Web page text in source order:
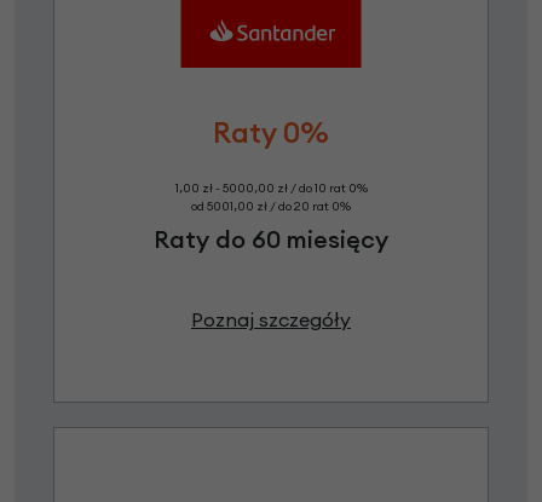
Raty 0%
1,00 zł - 5000,00 zł / do 10 rat 0%
od 5001,00 zł / do 20 rat 0%
Raty do 60 miesięcy
Poznaj szczegóły